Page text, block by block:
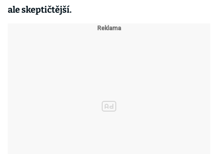
ale skeptičtější.